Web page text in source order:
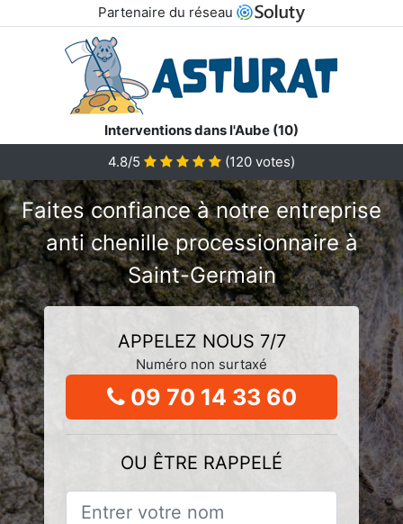
Partenaire du réseau
Interventions dans l'Aube (10)
4.8/5
(120 votes)
Faites confiance à notre entreprise
anti chenille processionnaire à
Saint-Germain
APPELEZ NOUS 7/7
Numéro non surtaxé
09 70 14 33 60
OU ÊTRE RAPPELÉ